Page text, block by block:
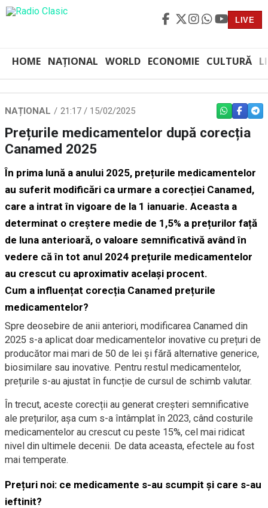
LIVE
HOME NAȚIONAL WORLD ECONOMIE CULTURĂ
NAȚIONAL 21:17 / 15/02/2025 WHATSAPP
Prețurile medicamentelor după corecția
Canamed 2025
În prima lună a anului 2025, prețurile medicamentelor
au suferit modificări ca urmare a corecției Canamed,
care a intrat în vigoare de la 1 ianuarie. Aceasta a
determinat o creștere medie de 1,5% a prețurilor față
de luna anterioară, o valoare semnificativă având în
vedere că în tot anul 2024 prețurile medicamentelor
au crescut cu aproximativ același procent.
Cum a influențat corecția Canamed prețurile
medicamentelor?
Spre deosebire de anii anteriori, modificarea Canamed din
2025 s-a aplicat doar medicamentelor inovative cu prețuri de
producător mai mari de 50 de lei și fără alternative generice,
biosimilare sau inovative. Pentru restul medicamentelor,
prețurile s-au ajustat în funcție de cursul de schimb valutar.
În trecut, aceste corecții au generat creșteri semnificative
ale prețurilor, așa cum s-a întâmplat în 2023, când costurile
medicamentelor au crescut cu peste 15%, cel mai ridicat
nivel din ultimele decenii. De data aceasta, efectele au fost
mai temperate.
Prețuri noi: ce medicamente s-au scumpit și care s-au
ieftinit?